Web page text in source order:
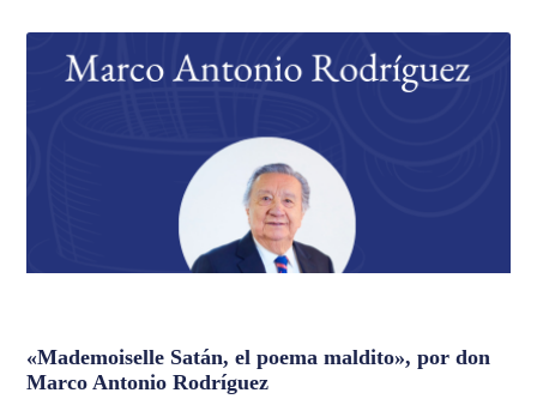
«Mademoiselle Satán, el poema maldito», por don
Marco Antonio Rodríguez